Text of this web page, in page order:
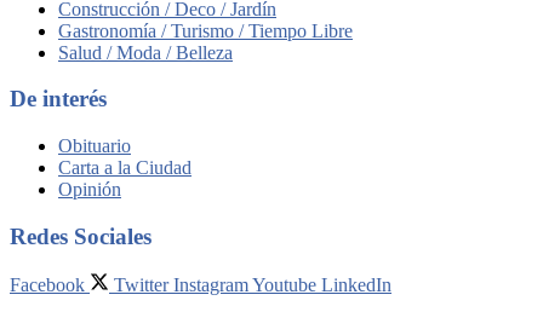
Construcción / Deco / Jardín
Gastronomía / Turismo / Tiempo Libre
Salud / Moda / Belleza
De interés
Obituario
Carta a la Ciudad
Opinión
Redes Sociales
Facebook Twitter InstagramYoutube LinkedIn